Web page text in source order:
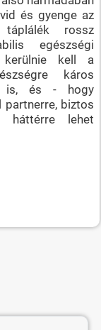
és gyenge az
rossz
egészségi
kerülnie kell a
káros
is, és - hogy
partnerre, biztos
háttérre lehet